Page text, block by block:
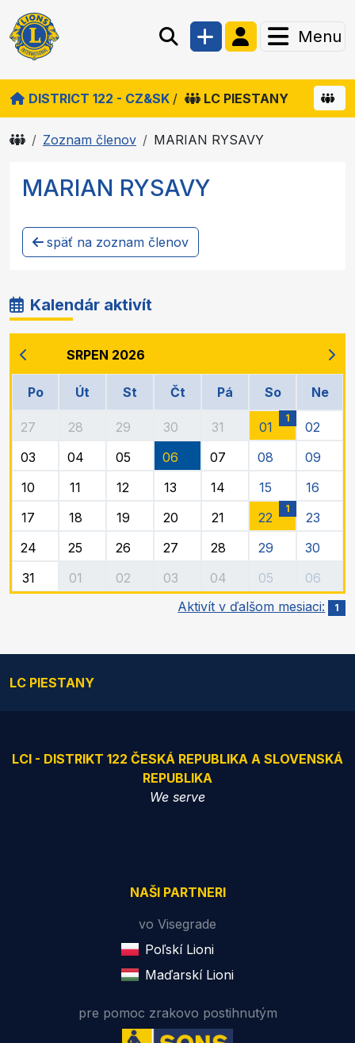
Menu
DISTRICT 122 - CZ&SK / LC PIESTANY
Zoznam členov MARIAN RYSAVY
MARIAN RYSAVY
späť na zoznam členov
Kalendár aktivít
SRPEN 2026
Po Út St Čt Pá So Ne
27 28 29 30 31 01
1
02
03
04 05 06 07 08
09
10
11 12 13 14 15
16
17
18 19 20 21 22
1
23
24
25 26 27 28 29
30
31
01 02 03 04 05
06
Aktivít v ďalšom mesiaci:
1
LC PIESTANY
LCI - DISTRIKT 122 ČESKÁ REPUBLIKA A SLOVENSKÁ
REPUBLIKA
We serve
NAŠI PARTNERI
vo Visegrade
Poľskí Lioni
Maďarskí Lioni
pre pomoc zrakovo postihnutým